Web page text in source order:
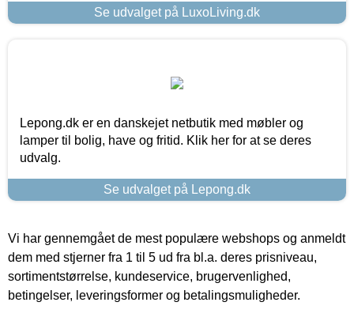
Se udvalget på LuxoLiving.dk
Lepong.dk er en danskejet netbutik med møbler og
lamper til bolig, have og fritid. Klik her for at se deres
udvalg.
Se udvalget på Lepong.dk
Vi har gennemgået de mest populære webshops og anmeldt
dem med stjerner fra 1 til 5 ud fra bl.a. deres prisniveau,
sortimentstørrelse, kundeservice, brugervenlighed,
betingelser, leveringsformer og betalingsmuligheder.